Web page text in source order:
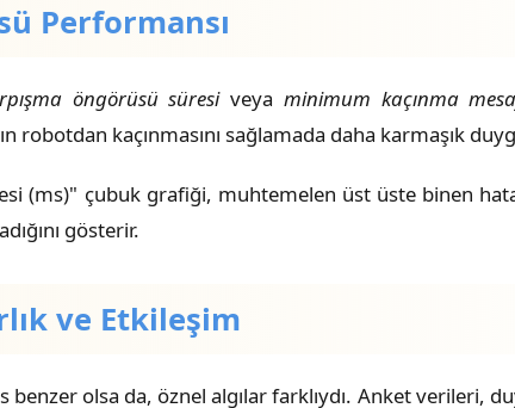
Performansı
öngörüsü süresiveya minimum kaçınma
robotdan kaçınmasını sağlamada daha karmaşık
(ms)" çubuk grafiği, muhtemelen üst üste binen
gösterir.
ve Etkileşim
benzer olsa da, öznel algılar farklıydı. Anket verileri,